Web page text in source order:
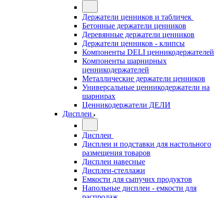
Держатели ценников и табличек
Бетонные держатели ценников
Деревянные держатели ценников
Держатели ценников - клипсы
Компоненты DELI ценникодержателей
Компоненты шарнирных
ценникодержателей
Металлические держатели ценников
Универсальные ценникодержатели на
шарнирах
Ценникодержатели ДЕЛИ
Дисплеи
Дисплеи
Дисплеи и подставки для настольного
размещения товаров
Дисплеи навесные
Дисплеи-стеллажи
Емкости для сыпучих продуктов
Напольные дисплеи - емкости для